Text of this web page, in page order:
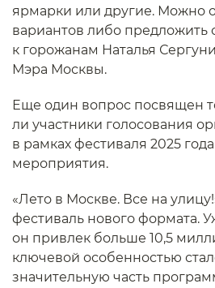
ярмарки или другие. Можно
вариантов либо предложить
к горожанам Наталья
Мэра Москвы.
Еще один вопрос посвящен
ли участники голосования
в рамках фестиваля 2025
мероприятия.
«Лето в Москве. Все на
фестиваль нового формата.
он привлек больше 10,5
ключевой особенностью
значительную часть